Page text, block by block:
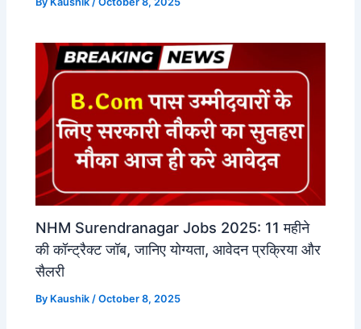
NHM Surendranagar Jobs 2025: 11 महीने
की कॉन्ट्रैक्ट जॉब, जानिए योग्यता, आवेदन प्रक्रिया और
सैलरी
By Kaushik/October 8, 2025